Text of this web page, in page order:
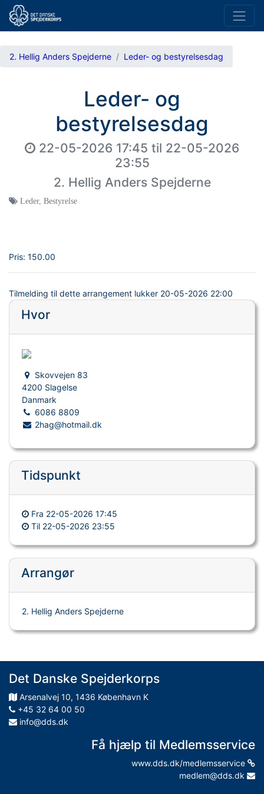
2. Hellig Anders Spejderne Leder- og bestyrelsesdag
Leder- og
bestyrelsesdag
22-05-2026 17:45 til 22-05-2026
23:55
2. Hellig Anders Spejderne
Leder, Bestyrelse
Pris: 150.00
Tilmelding til dette arrangement lukker 20-05-2026 22:00
Hvor
Skovvejen 83
4200 Slagelse
Danmark
6086 8809
2hag@hotmail.dk
Tidspunkt
Fra 22-05-2026 17:45
Til 22-05-2026 23:55
Arrangør
2. Hellig Anders Spejderne
Det Danske Spejderkorps
Arsenalvej 10, 1436 København K
+45 32 64 00 50
info@dds.dk
Få hjælp til Medlemsservice
www.dds.dk/medlemsservice
medlem@dds.dk